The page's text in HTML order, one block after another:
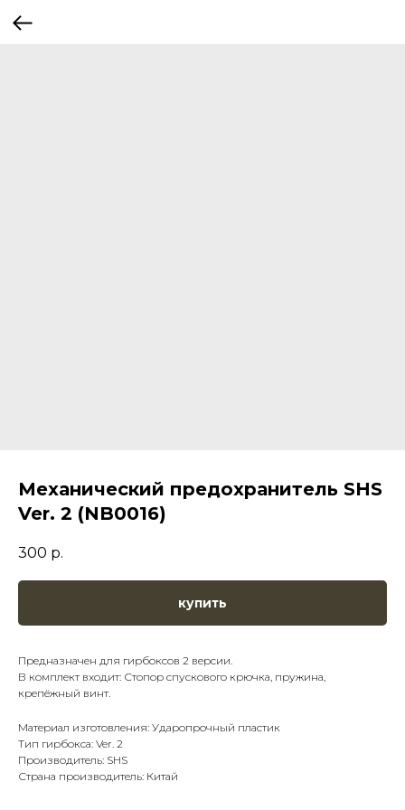
Механический предохранитель SHS
Ver. 2 (NB0016)
300 р.
купить
Предназначен для гирбоксов 2 версии.
В комплект входит: Стопор спускового крючка, пружина,
крепёжный винт.
Материал изготовления: Ударопрочный пластик
Тип гирбокса: Ver. 2
Производитель: SHS
Страна производитель: Китай